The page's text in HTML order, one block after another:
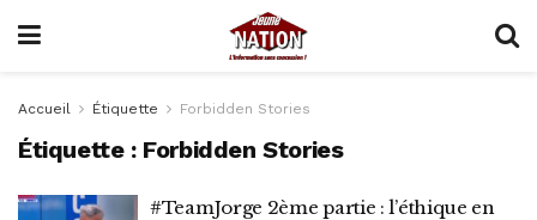
Accueil Étiquette Forbidden Stories
Étiquette : Forbidden Stories
#TeamJorge 2ème partie : l’éthique en